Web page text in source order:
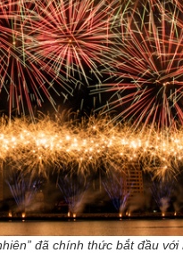
đã chính thức bắt đầu